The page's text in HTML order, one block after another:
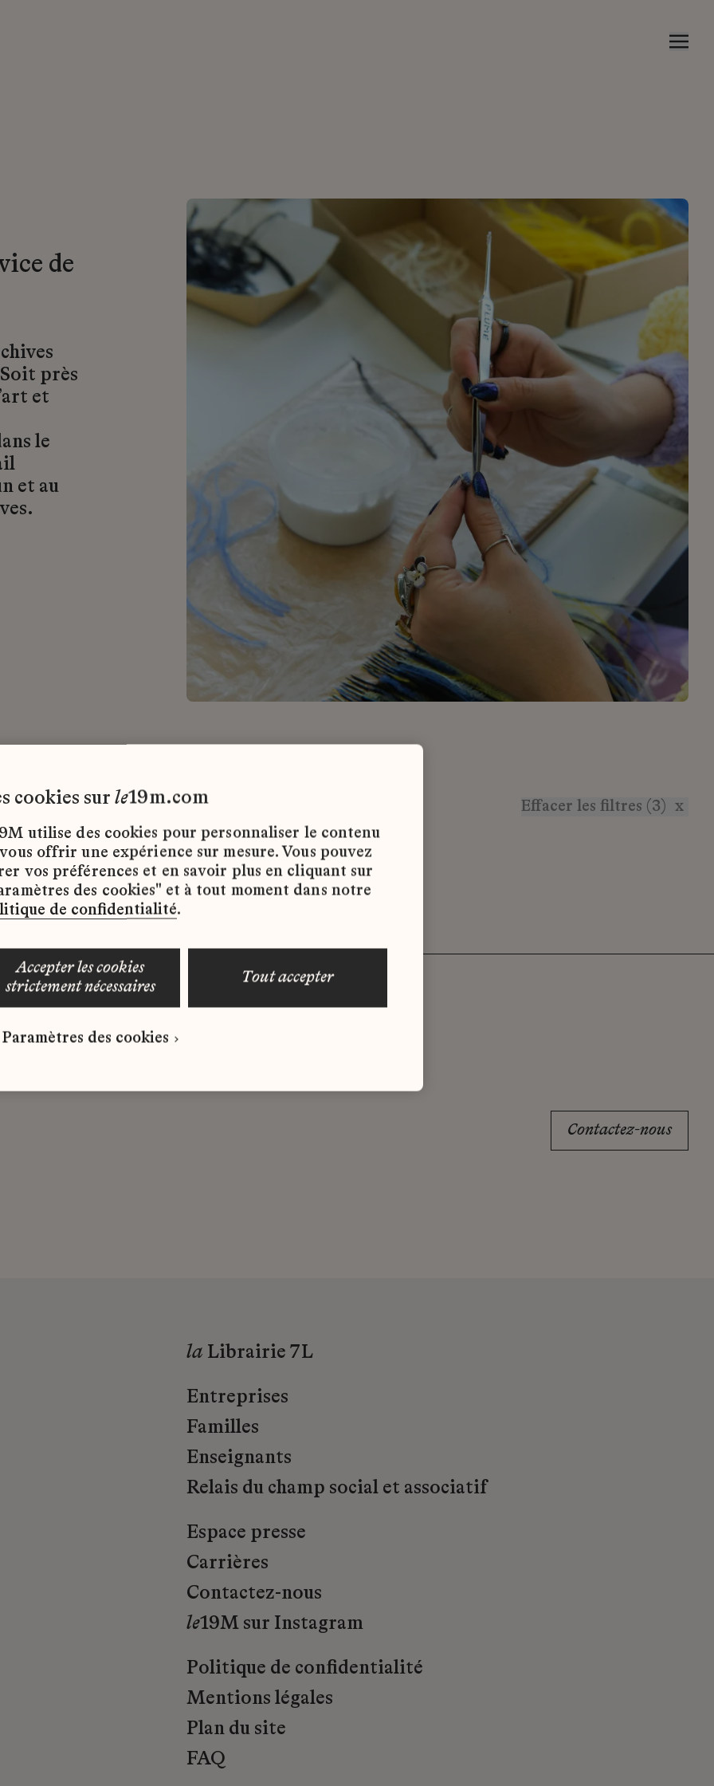
de
près
et
le
et au
Effacer les filtres (3) x
d’emploi disponibles pour le moment.
correspond à votre profil ?
spontanée dès maintenant.
Contactez-nous
la Librairie 7L
Entreprises
Familles
Enseignants
Relais du champ social et associatif
Espace presse
Carrières
Contactez-nous
le19M sur Instagram
Politique de confidentialité
Mentions légales
Plan du site
FAQ
cookies sur le19m.com
utilise des cookies pour personnaliser le contenu
offrir une expérience sur mesure. Vous pouvez
vos préférences et en savoir plus en cliquant sur
des cookies" et à tout moment dans notre
de confidentialité.
accepter les cookies
strictement nécessaires
tout accepter
Paramètres des cookies